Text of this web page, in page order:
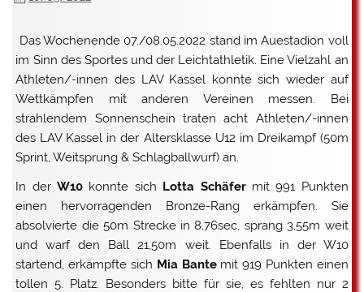
Das Wochenende 07./08.05.2022 stand im Auestadion voll
im Sinn des Sportes und der Leichtathletik. Eine Vielzahl an
Athleten/-innen des LAV Kassel konnte sich wieder auf
Wettkämpfen mit anderen Vereinen messen. Bei
strahlendem Sonnenschein traten acht Athleten/-innen
des LAV Kassel in der Altersklasse U12 im Dreikampf (50m
Sprint, Weitsprung & Schlagballwurf) an.
In derW10 konnte sich Lotta Schäfermit 991 Punkten
einen hervorragenden Bronze-Rang erkämpfen. Sie
absolvierte die 50m Strecke in 8,76sec, sprang 3,55m weit
und warf den Ball 21,50m weit. Ebenfalls in der W10
startend, erkämpfte sich Mia Bantemit 919 Punkten einen
tollen 5. Platz. Besonders bitte für sie, es fehlten nur 2